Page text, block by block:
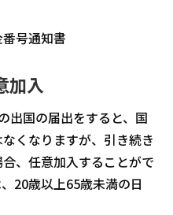
号通知書
加入
出国の届出をすると、国
くなりますが、引き続き
、任意加入することがで
20歳以上65歳未満の日